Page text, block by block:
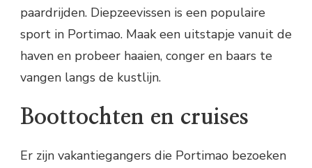
paardrijden. Diepzeevissen is een populaire
sport in Portimao. Maak een uitstapje vanuit de
haven en probeer haaien, conger en baars te
vangen langs de kustlijn.
Boottochten en cruises
Er zijn vakantiegangers die Portimao bezoeken